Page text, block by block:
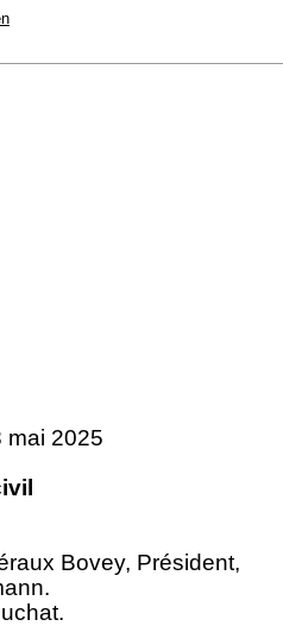
mai 2025
Bovey, Président,